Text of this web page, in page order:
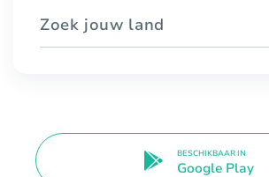
Zoek jouw land
BESCHIKBAAR IN
Google Play